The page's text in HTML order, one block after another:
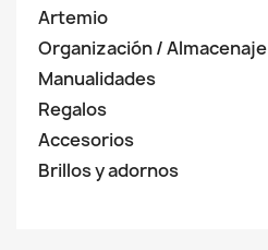
Artemio
Organización / Almacenaje
Manualidades
Regalos
Accesorios
Brillos y adornos